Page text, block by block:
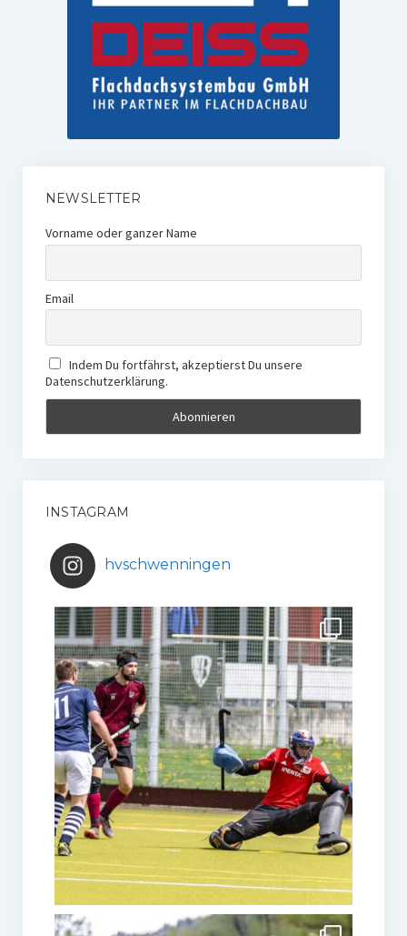
NEWSLETTER
Vorname oder ganzer Name
Email
Indem Du fortfährst, akzeptierst Du unsere
Datenschutzerklärung.
INSTAGRAM
hvschwenningen